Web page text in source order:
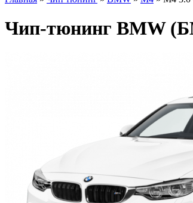
Чип-тюнинг BMW